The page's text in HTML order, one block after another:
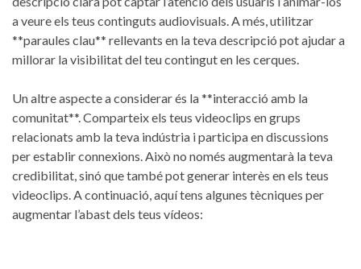
⁢a veure els teus‍ continguts audiovisuals.⁤ A més, utilitzar
**paraules clau** rellevants en la teva descripció pot ajudar a
millorar la visibilitat del teu contingut en les cerques.
Un altre aspecte ​a considerar és la **interacció amb la
comunitat**. Comparteix els ⁣teus videoclips en grups
relacionats amb la teva indústria i participa ​en discussions
per establir⁤ connexions. Això no només augmentarà la teva
‌credibilitat, sinó⁢ que ⁤també ‍pot generar interès en els teus
videoclips. A continuació, aquí tens algunes tècniques per
augmentar l’abast dels teus vídeos: